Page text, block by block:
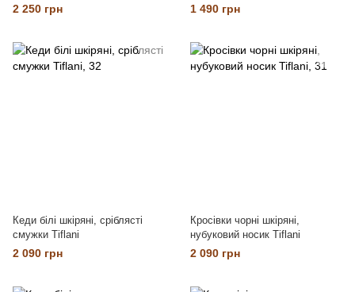
2 250 грн 1 490 грн
Кеди білі шкіряні, сріблясті
смужки Tiflani
2 090 грн
Кросівки чорні шкіряні,
нубуковий носик Tiflani
2 090 грн